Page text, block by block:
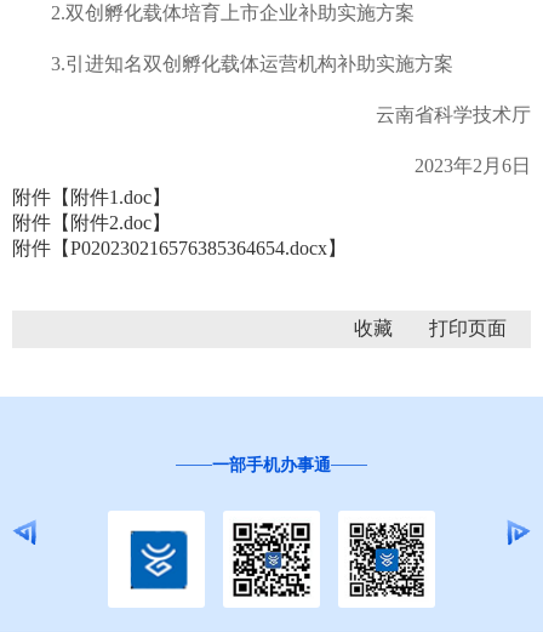
2.双创孵化载体培育上市企业补助实施方案
3.引进知名双创孵化载体运营机构补助实施方案
云南省科学技术厅
2023年2月6日
附件【 附件1.doc】
附件【 附件2.doc】
附件【P020230216576385364654.docx】
收藏
一部手机办事通